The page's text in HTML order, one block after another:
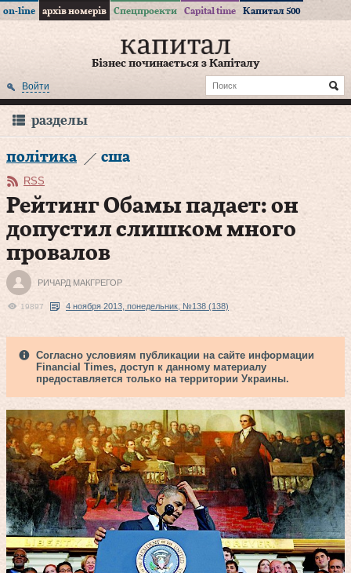
on-line архів номерів Спецпроекти Capital time Капитал 500
Бізнес починається з Капіталу
Войти
разделы
політика сша
RSS
Рейтинг Обамы падает: он
допустил слишком много
провалов
РИЧАРД МАКГРЕГОР
19897 4 ноября 2013, понедельник, №138 (138)
Согласно условиям публикации на сайте информации
Financial Times, доступ к данному материалу
предоставляется только на территории Украины.